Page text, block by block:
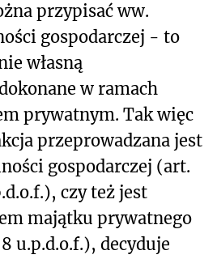
przypisać ww.
gospodarczej - to
własną
w ramach
prywatnym. Tak więc
przeprowadzana jest
gospodarczej (art.
czy też jest
majątku prywatnego
u.p.d.o.f.), decyduje